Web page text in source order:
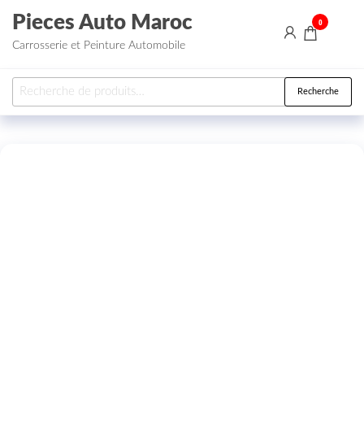
Aller au contenu
Pieces Auto Maroc
Carrosserie et Peinture Automobile
0
Recherche pour : Recherche